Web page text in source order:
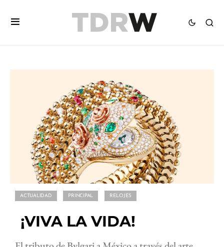
ACTUALIDAD PRINCIPAL RELOJES
¡VIVA LA VIDA!